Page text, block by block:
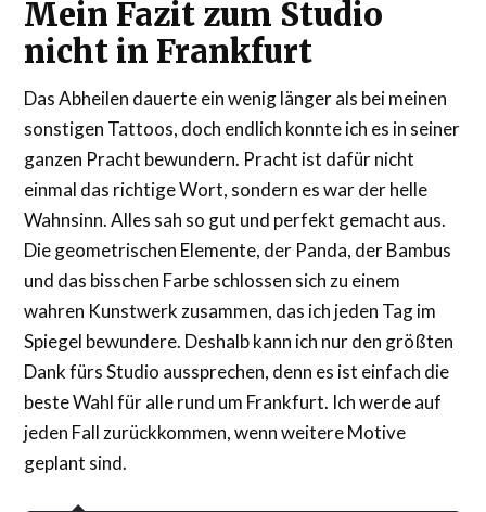
Mein Fazit zum Studio
nicht in Frankfurt
Das Abheilen dauerte ein wenig länger als bei meinen
sonstigen Tattoos, doch endlich konnte ich es in seiner
ganzen Pracht bewundern. Pracht ist dafür nicht
einmal das richtige Wort, sondern es war der helle
Wahnsinn. Alles sah so gut und perfekt gemacht aus.
Die geometrischen Elemente, der Panda, der Bambus
und das bisschen Farbe schlossen sich zu einem
wahren Kunstwerk zusammen, das ich jeden Tag im
Spiegel bewundere. Deshalb kann ich nur den größten
Dank fürs Studio aussprechen, denn es ist einfach die
beste Wahl für alle rund um Frankfurt. Ich werde auf
jeden Fall zurückkommen, wenn weitere Motive
geplant sind.